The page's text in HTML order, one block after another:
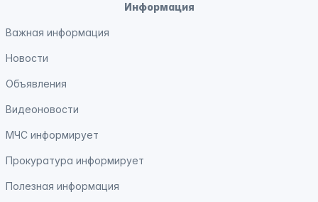
Информация
Важная информация
Новости
Объявления
Видеоновости
МЧС информирует
Прокуратура информирует
Полезная информация